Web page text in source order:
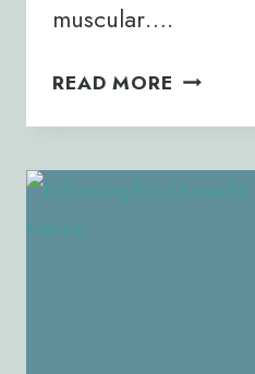
muscular….
READ MORE IMPACTO
TREINO
DE